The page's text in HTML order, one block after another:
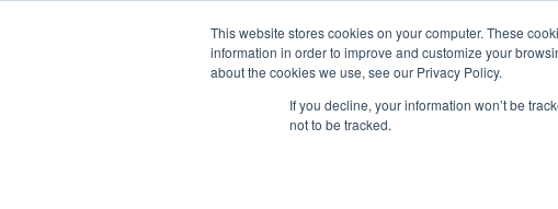
This website stores cookies on your computer. These
information in order to improve and customize your
about the cookies we use, see our Privacy Policy.
If you decline, your information won’t be
not to be tracked.